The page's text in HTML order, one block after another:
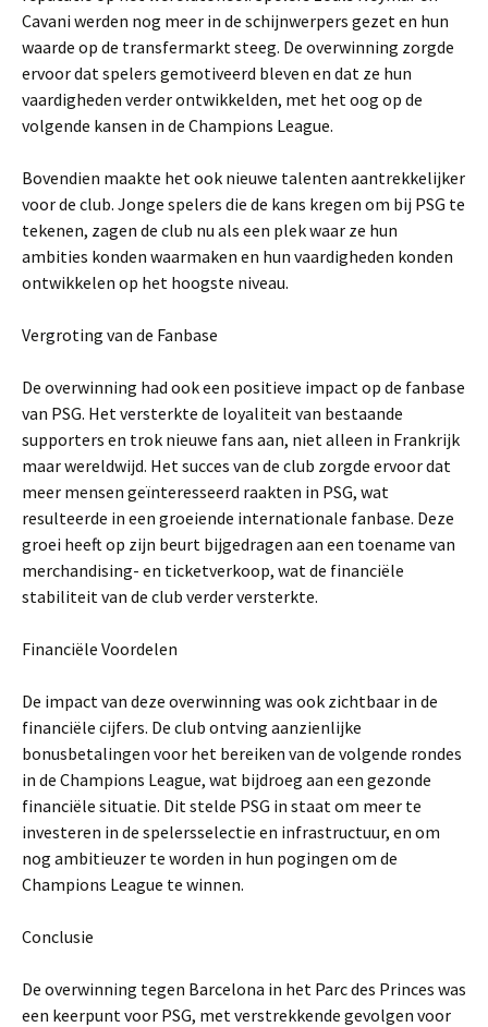
Cavani werden nog meer in de schijnwerpers gezet en hun
waarde op de transfermarkt steeg. De overwinning zorgde
ervoor dat spelers gemotiveerd bleven en dat ze hun
vaardigheden verder ontwikkelden, met het oog op de
volgende kansen in de Champions League.
Bovendien maakte het ook nieuwe talenten aantrekkelijker
voor de club. Jonge spelers die de kans kregen om bij PSG te
tekenen, zagen de club nu als een plek waar ze hun
ambities konden waarmaken en hun vaardigheden konden
ontwikkelen op het hoogste niveau.
Vergroting van de Fanbase
De overwinning had ook een positieve impact op de fanbase
van PSG. Het versterkte de loyaliteit van bestaande
supporters en trok nieuwe fans aan, niet alleen in Frankrijk
maar wereldwijd. Het succes van de club zorgde ervoor dat
meer mensen geïnteresseerd raakten in PSG, wat
resulteerde in een groeiende internationale fanbase. Deze
groei heeft op zijn beurt bijgedragen aan een toename van
merchandising- en ticketverkoop, wat de financiële
stabiliteit van de club verder versterkte.
Financiële Voordelen
De impact van deze overwinning was ook zichtbaar in de
financiële cijfers. De club ontving aanzienlijke
bonusbetalingen voor het bereiken van de volgende rondes
in de Champions League, wat bijdroeg aan een gezonde
financiële situatie. Dit stelde PSG in staat om meer te
investeren in de spelersselectie en infrastructuur, en om
nog ambitieuzer te worden in hun pogingen om de
Champions League te winnen.
Conclusie
De overwinning tegen Barcelona in het Parc des Princes was
een keerpunt voor PSG, met verstrekkende gevolgen voor